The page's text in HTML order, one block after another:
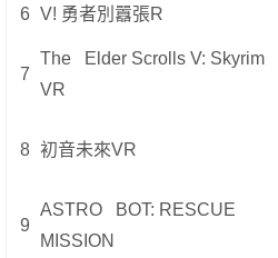
6 V! 勇者別囂張R
7
The Elder Scrolls V: Skyrim
VR
8 初音未來VR
9
ASTRO BOT: RESCUE
MISSION